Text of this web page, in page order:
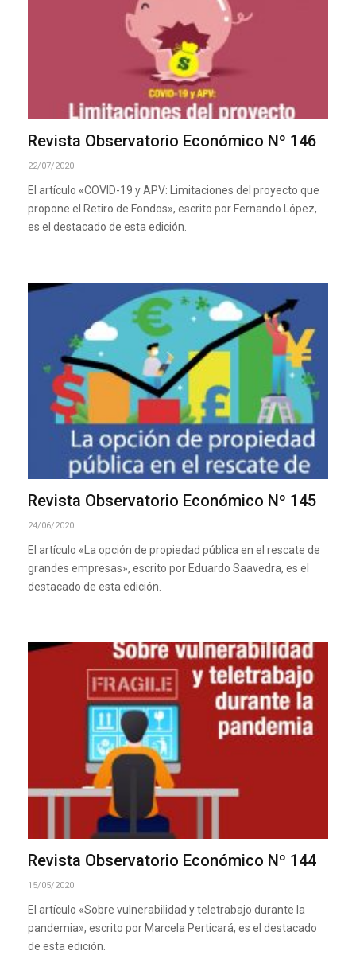
Revista Observatorio Económico Nº 146
22/07/2020
El artículo «COVID-19 y APV: Limitaciones del proyecto que
propone el Retiro de Fondos», escrito por Fernando López,
es el destacado de esta edición.
Revista Observatorio Económico Nº 145
24/06/2020
El artículo «La opción de propiedad pública en el rescate de
grandes empresas», escrito por Eduardo Saavedra, es el
destacado de esta edición.
Revista Observatorio Económico Nº 144
15/05/2020
El artículo «Sobre vulnerabilidad y teletrabajo durante la
pandemia», escrito por Marcela Perticará, es el destacado
de esta edición.